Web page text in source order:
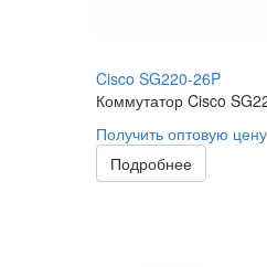
Cisco SG220-26P
Коммутатор Cisco
Получить оптовую цену
Подробнее